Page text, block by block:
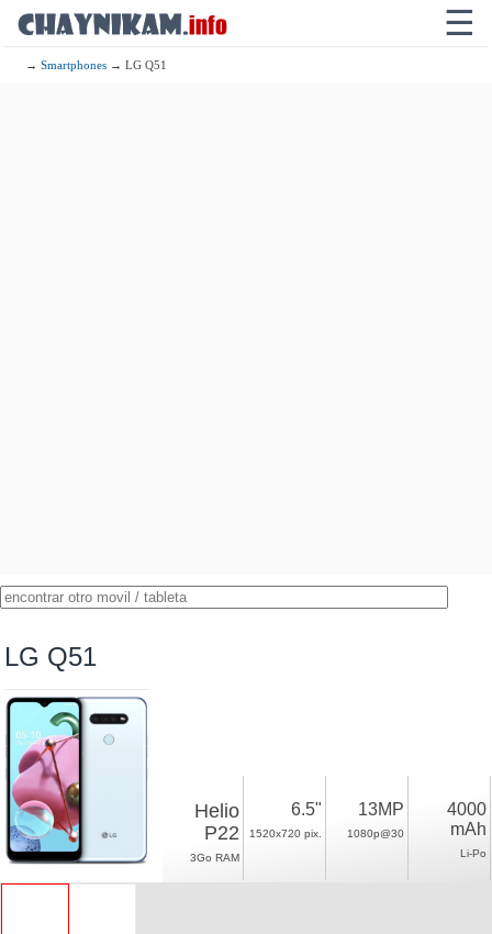
☰
→Smartphones → LG Q51
LG Q51
Helio
P22
3Go RAM
6.5"
1520x720 pix.
13MP
1080p@30
4000
mAh
Li-Po